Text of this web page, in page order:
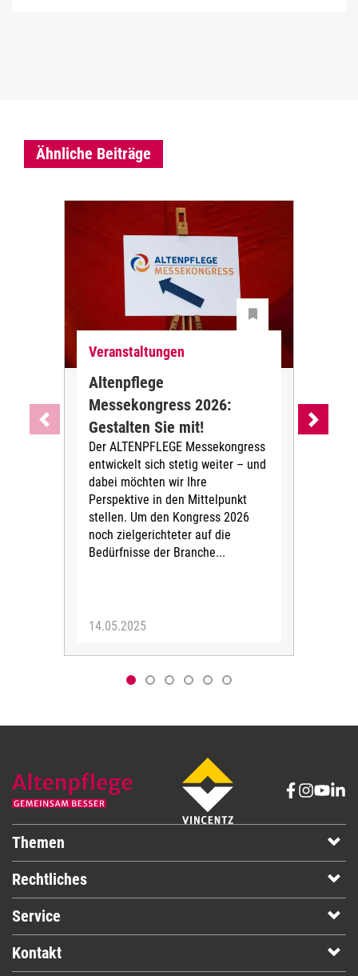
Ähnliche Beiträge
Veranstaltungen
Altenpflege
Messekongress 2026:
Gestalten Sie mit!
Der ALTENPFLEGE Messekongress
entwickelt sich stetig weiter – und
dabei möchten wir Ihre
Perspektive in den Mittelpunkt
stellen. Um den Kongress 2026
noch zielgerichteter auf die
Bedürfnisse der Branche...
14.05.2025
Themen
Rechtliches
Service
Kontakt